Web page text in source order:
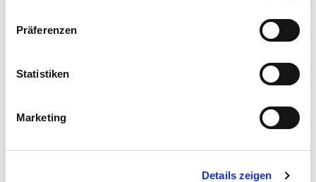
Präferenzen
Statistiken
Marketing
Details zeigen